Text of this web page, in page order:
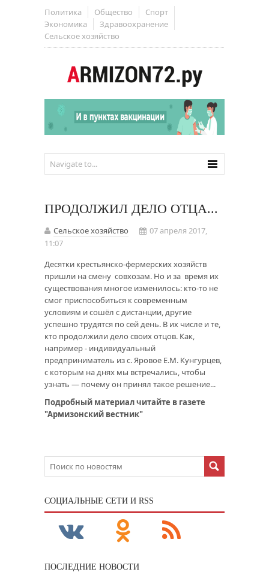
Политика Общество
Спорт
Экономика
Здравоохранение
Сельское хозяйство
ПРОДОЛЖИЛ ДЕЛО ОТЦА...
Сельское хозяйство
07 апреля 2017,
11:07
Десятки крестьянско-фермерских хозяйств
пришли на смену совхозам. Но и за время их
существования многое изменилось: кто-то не
смог приспособиться к современным
условиям и сошёл с дистанции, другие
успешно трудятся по сей день. В их числе и те,
кто продолжили дело своих отцов. Как,
например - индивидуальный
предприниматель из с. Яровое Е.М. Кунгурцев,
с которым на днях мы встречались, чтобы
узнать — почему он принял такое решение...
Подробный материал читайте в газете
"Армизонский вестник"
CОЦИАЛЬНЫЕ СЕТИ И RSS
ПОСЛЕДНИЕ НОВОСТИ